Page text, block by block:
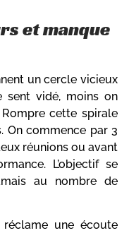
et manque
un cercle vicieux
sent vidé, moins on
cette spirale
On commence par 3
réunions ou avant
L’objectif se
au nombre de
une écoute